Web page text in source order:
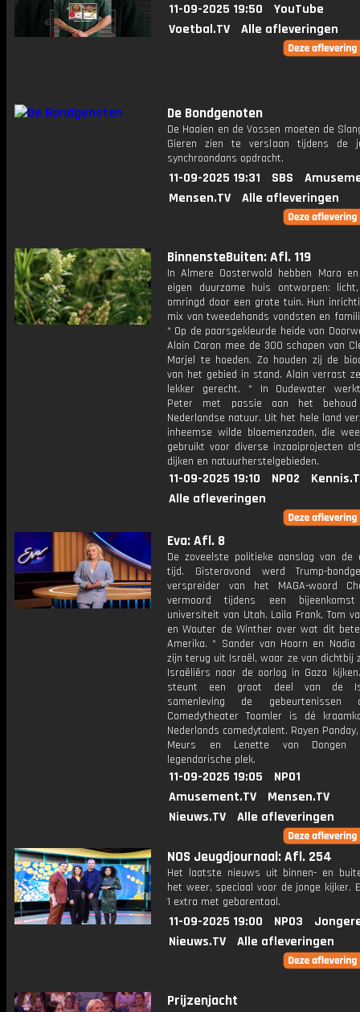
11-09-2025 19:50
YouTube
Voetbal.TV
Alle afleveringen
De Bondgenoten
De Haaien en de Vossen moeten de
Gieren zien te verslaan tijdens de
synchroondans opdracht.
11-09-2025 19:31 SBS
Mensen.TV
Alle afleveringen
BinnensteBuiten: Afl. 119
In Almere Oosterwold hebben Mara
eigen duurzame huis ontworpen:
omringd door een grote tuin. Hun
mix van tweedehands vondsten en
* Op de paarsgekleurde heide van
Alain Caron mee de 300 schapen van
Marjel te hoeden. Zo houden zij de
van het gebied in stand. Alain verrast
lekker gerecht. * In Oudewater
Peter met passie aan het
Nederlandse natuur. Uit het hele land
inheemse wilde bloemenzaden, die
gebruikt voor diverse inzaaiprojecten
dijken en natuurherstelgebieden.
11-09-2025 19:10 NPO2
Alle afleveringen
Eva: Afl. 8
De zoveelste politieke aanslag van de
tijd. Gisteravond werd Trump-
verspreider van het MAGA-woord
vermoord tijdens een
universiteit van Utah. Laila Frank, Tom
en Wouter de Winther over wat dit
Amerika. * Sander van Hoorn en Nadia
zijn terug uit Israël, waar ze van dichtbij
Israëliërs naar de oorlog in Gaza
steunt een groot deel van de
samenleving de
Comedytheater Toomler is dé
Nederlands comedytalent. Rayen
Meurs en Lenette van Dongen
legendarische plek.
11-09-2025 19:05
NPO1
Amusement.TV
Mensen.TV
Nieuws.TV
Alle afleveringen
NOS Jeugdjournaal: Afl. 254
Het laatste nieuws uit binnen- en
het weer, speciaal voor de jonge kijker.
1 extra met gebarentaal.
11-09-2025 19:00 NPO3
Nieuws.TV
Alle afleveringen
Prijzenjacht